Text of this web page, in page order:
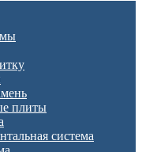
плиты
система